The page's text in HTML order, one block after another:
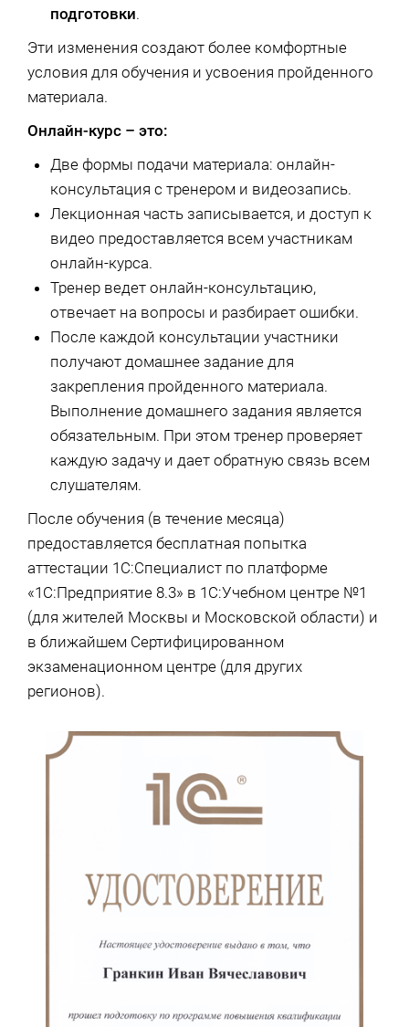
подготовки.
Эти изменения создают более комфортные
условия для обучения и усвоения пройденного
материала.
Онлайн-курс – это:
Две формы подачи материала: онлайн-
консультация с тренером и видеозапись.
Лекционная часть записывается, и доступ к
видео предоставляется всем участникам
онлайн-курса.
Тренер ведет онлайн-консультацию,
отвечает на вопросы и разбирает ошибки.
После каждой консультации участники
получают домашнее задание для
закрепления пройденного материала.
Выполнение домашнего задания является
обязательным. При этом тренер проверяет
каждую задачу и дает обратную связь всем
слушателям.
После обучения (в течение месяца)
предоставляется бесплатная попытка
аттестации 1С:Специалист по платформе
«1С:Предприятие 8.3» в 1С:Учебном центре №1
(для жителей Москвы и Московской области) и
в ближайшем Сертифицированном
экзаменационном центре (для других
регионов).